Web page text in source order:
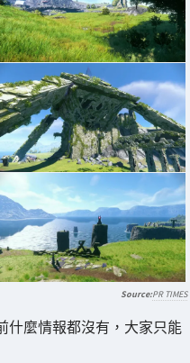
PR TIMES
什麼情報都沒有，大家只能